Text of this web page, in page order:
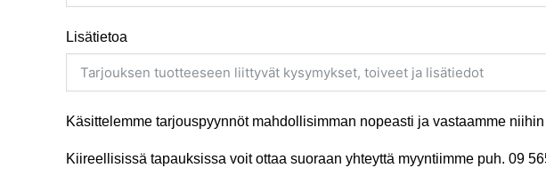
Lisätietoa
Käsittelemme tarjouspyynnöt mahdollisimman nopeasti ja vastaamme
Kiireellisissä tapauksissa voit ottaa suoraan yhteyttä myyntiimme puh. 09